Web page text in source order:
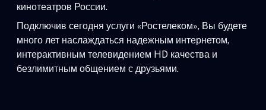
кинотеатров России.
Подключив сегодня услуги «Ростелеком», Вы будете
много лет наслаждаться надежным интернетом,
интерактивным телевидением HD качества и
безлимитным общением с друзьями.